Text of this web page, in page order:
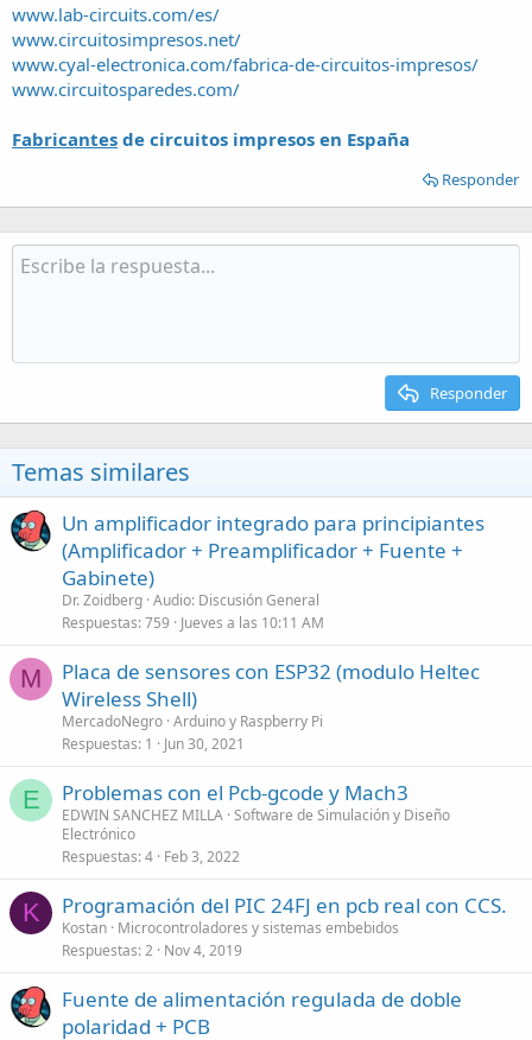
www.lab-circuits.com/es/
www.circuitosimpresos.net/‎
www.cyal-electronica.com/fabrica-de-circuitos-impresos/
www.circuitosparedes.com/
Fabricantes de circuitos impresos en España
Responder
Responder
Temas similares
Un amplificador integrado para principiantes
(Amplificador + Preamplificador + Fuente +
Gabinete)
Dr. Zoidberg Audio: Discusión General
Respuestas 759 Jueves a las 10:11 AM
M
Placa de sensores con ESP32 (modulo Heltec
Wireless Shell)
MercadoNegro Arduino y Raspberry Pi
Respuestas 1 Jun 30, 2021
E Problemas con el Pcb-gcode y Mach3
EDWIN SANCHEZ MILLA Software de Simulación y Diseño
Electrónico
Respuestas 4 Feb 3, 2022
K Programación del PIC 24FJ en pcb real con CCS.
Kostan Microcontroladores y sistemas embebidos
Respuestas 2 Nov 4, 2019
Fuente de alimentación regulada de doble
polaridad + PCB